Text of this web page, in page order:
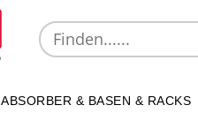
ABSORBER & BASEN & RACKS